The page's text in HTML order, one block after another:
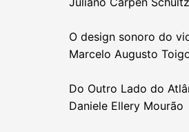
O design sonoro do
Marcelo Augusto
Do Outro Lado do
Daniele Ellery Mourão